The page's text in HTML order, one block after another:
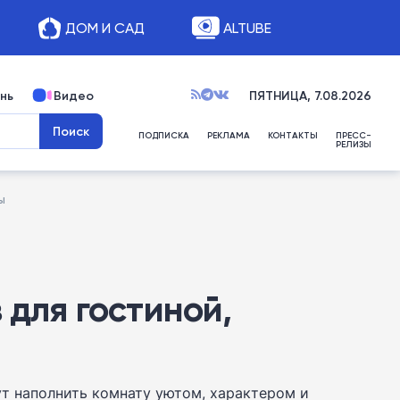
ДОМ И САД ALTUBE
Видео ПЯТНИЦА, 7.08.2026
ПОДПИСКА РЕКЛАМА КОНТАКТЫ ПРЕСС-
РЕЛИЗЫ
гостиной,
комнату уютом, характером и